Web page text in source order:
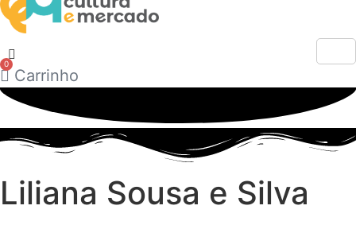
conteúdo
0
Carrinho
Liliana Sousa e Silva